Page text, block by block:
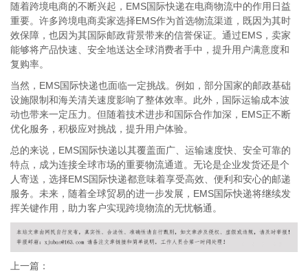
随着跨境电商的不断兴起，EMS国际快递在电商物流中的作用日益
重要。许多跨境电商卖家选择EMS作为首选物流渠道，既因为其时
效保障，也因为其国际邮政背景带来的信誉保证。通过EMS，卖家
能够将产品快速、安全地送达全球消费者手中，提升用户满意度和
复购率。
当然，EMS国际快递也面临一定挑战。例如，部分国家的邮政基础
设施限制和海关清关速度影响了整体效率。此外，国际运输成本波
动也带来一定压力。但随着技术进步和国际合作加深，EMS正不断
优化服务，积极应对挑战，提升用户体验。
总的来说，EMS国际快递以其覆盖面广、运输速度快、安全可靠的
特点，成为连接全球市场的重要物流通道。无论是企业发货还是个
人寄送，选择EMS国际快递都意味着享受高效、便利和安心的邮递
服务。未来，随着全球贸易的进一步发展，EMS国际快递将继续发
挥关键作用，助力客户实现跨境物流的无忧畅通。
上一篇：